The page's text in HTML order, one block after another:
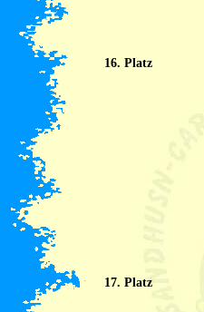
16. Platz
17. Platz